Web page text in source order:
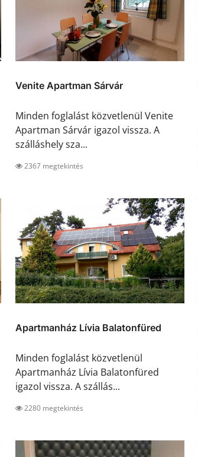
Venite Apartman Sárvár
Minden foglalást közvetlenül Venite
Apartman Sárvár igazol vissza. A
szálláshely sza...
2367 megtekintés
Apartmanház Lívia Balatonfüred
Minden foglalást közvetlenül
Apartmanház Lívia Balatonfüred
igazol vissza. A szállás...
2280 megtekintés